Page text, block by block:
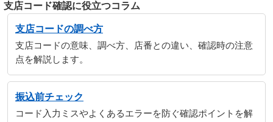
支店コード確認に役立つコラム
支店コードの調べ方
支店コードの意味、調べ方、店番との違い、確認時の注意
点を解説します。
振込前チェック
コード入力ミスやよくあるエラーを防ぐ確認ポイントを解